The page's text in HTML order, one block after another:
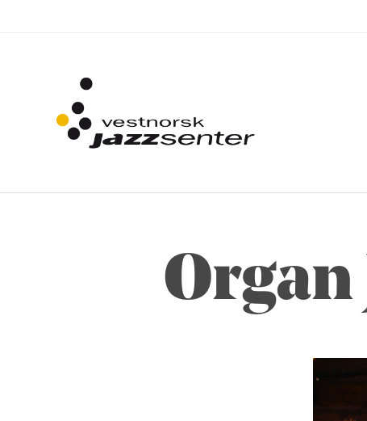
Organ